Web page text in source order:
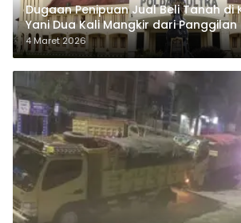
Dugaan Penipuan Jual Beli Tanah di
Yani Dua Kali Mangkir dari
4 Maret 2026